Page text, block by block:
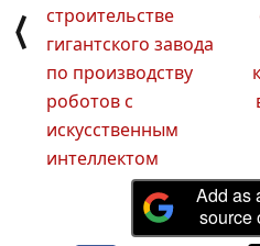
⟨
строительстве
гигантского завода
по производству
роботов с
искусственным
интеллектом
Add as
source